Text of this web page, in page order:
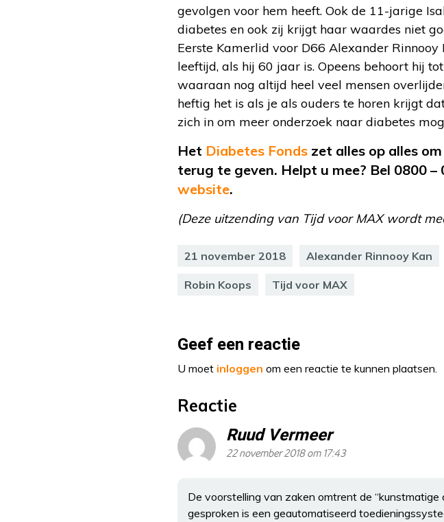
gevolgen voor hem heeft. Ook de 11-jarige
diabetes en ook zij krijgt haar waardes niet
Eerste Kamerlid voor D66 Alexander
leeftijd, als hij 60 jaar is. Opeens behoort hij
waaraan nog altijd heel veel mensen
heftig het is als je als ouders te horen krijgt
zich in om meer onderzoek naar diabetes
Het Diabetes Fonds zet alles op alles
terug te geven. Helpt u mee? Bel 0800
website.
(Deze uitzending van Tijd voor MAX wordt
21 november 2018 Alexander Rinnooy Kan
Robin Koops Tijd voor MAX
Geef een reactie
U moet inloggen om een reactie te kunnen plaatsen.
Reactie
Ruud Vermeer
22 november 2018 om 17:43
De voorstelling van zaken omtrent de
gesproken is een geautomatiseerd